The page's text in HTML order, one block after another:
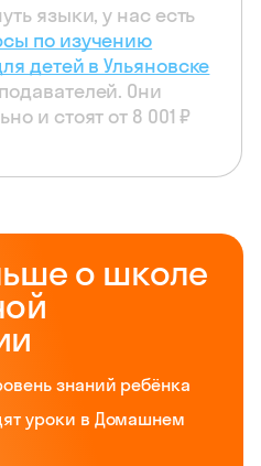
языки, у нас есть
по изучению
детей в Ульяновске
Они
и стоят от 8 001 ₽
о школе
знаний ребёнка
уроки в Домашнем